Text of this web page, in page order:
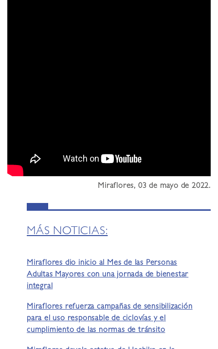
Miraflores, 03 de mayo de 2022.
MÁS NOTICIAS:
Miraflores dio inicio al Mes de las Personas
Adultas Mayores con una jornada de bienestar
integral
Miraflores refuerza campañas de sensibilización
para el uso responsable de ciclovías y el
cumplimiento de las normas de tránsito